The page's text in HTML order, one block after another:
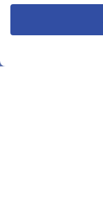
© VBL 2026